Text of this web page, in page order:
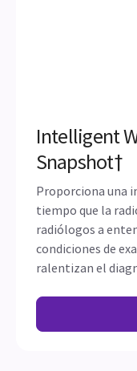
Intelligent
Snapshot†
Proporciona una
tiempo que la
radiólogos a
condiciones de
ralentizan el